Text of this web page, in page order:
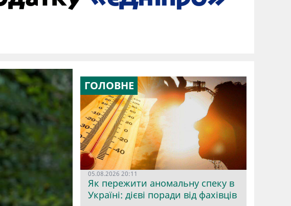
ГОЛОВНЕ
05.08.2026 20:11
Як пережити аномальну спеку в
Україні: дієві поради від фахівців